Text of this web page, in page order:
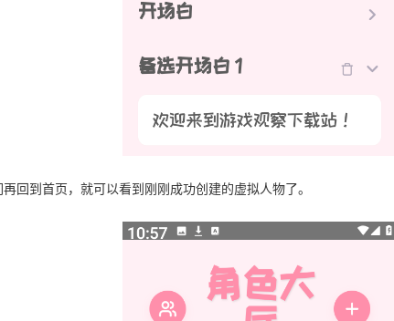
回到首页，就可以看到刚刚成功创建的虚拟人物了。